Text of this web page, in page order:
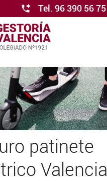
Tel. 96 390 56 75
patinete
Valencia